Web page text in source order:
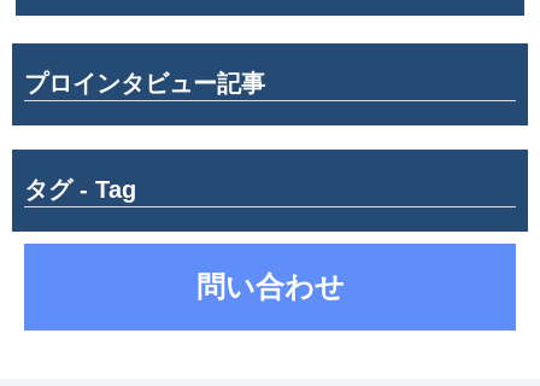
プロインタビュー記事
タグ - Tag
問い合わせ